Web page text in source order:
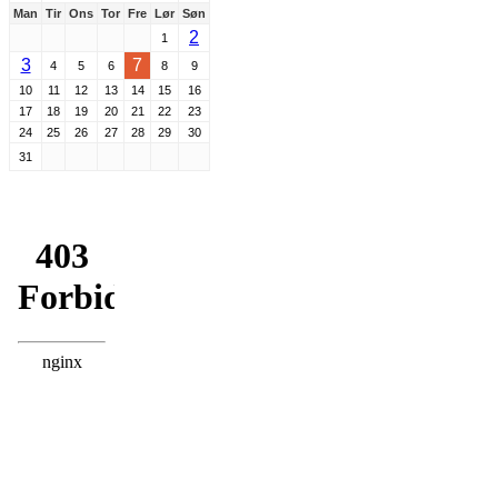
Man Tir Ons Tor Fre Lør Søn
1
2
3
4 5 6 7 8
9
10
11 12 13 14 15
16
17
18 19 20 21 22
23
24
25 26 27 28 29
30
31